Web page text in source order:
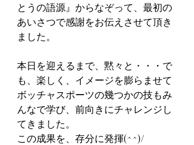
とうの語源』からなぞって、最初の
あいさつで感謝をお伝えさせて頂き
ました。
本日を迎えるまで、黙々と・・・で
も、楽しく、イメージを膨らませて
ボッチャスポーツの幾つかの技もみ
んなで学び、前向きにチャレンジし
てきました。
この成果を、存分に発揮(^^)/